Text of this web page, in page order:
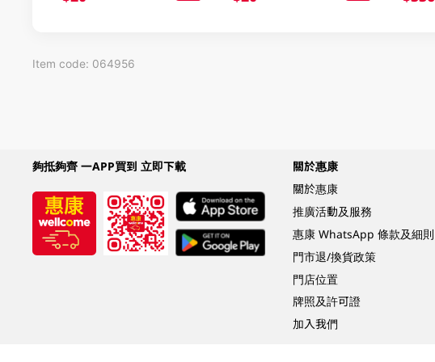
Item code: 064956
夠抵夠齊 一APP買到 立即下載
關於惠康
關於惠康
推廣活動及服務
惠康 WhatsApp 條款及細則
門市退/換貨政策
門店位置
牌照及許可證
加入我們